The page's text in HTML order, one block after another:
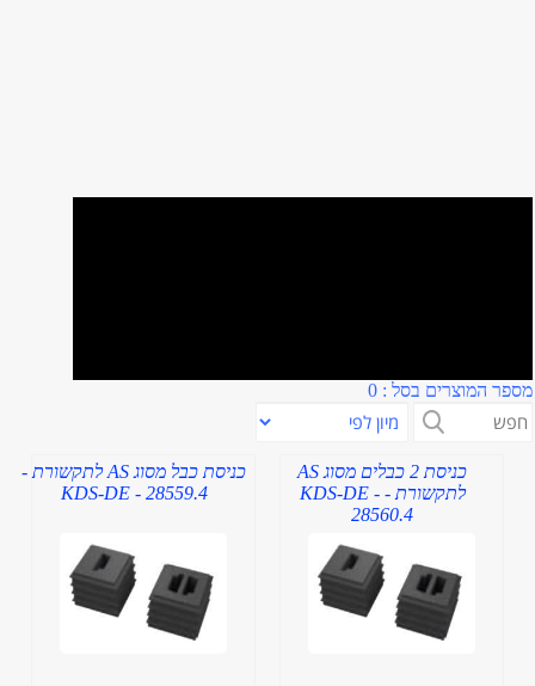
מספר המוצרים בסל : 0
כניסת 2 כבלים מסוג AS
לתקשורת - KDS-DE -
28560.4
כניסת כבל מסוג AS לתקשורת -
KDS-DE - 28559.4